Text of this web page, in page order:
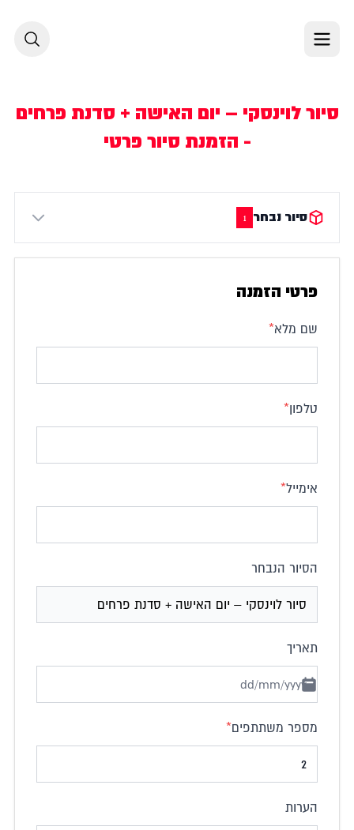
סיור לוינסקי – יום האישה + סדנת פרחים
- הזמנת סיור פרטי
סיור נבחר 1
פרטי הזמנה
שם מלא*
טלפון*
אימייל*
הסיור הנבחר
תאריך
מספר משתתפים*
הערות